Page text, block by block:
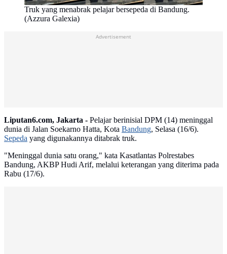
Truk yang menabrak pelajar bersepeda di Bandung.
(Azzura Galexia)
Advertisement
Liputan6.com, Jakarta - Pelajar berinisial DPM (14) meninggal
dunia di Jalan Soekarno Hatta, Kota Bandung, Selasa (16/6).
Sepeda yang digunakannya ditabrak truk.
"Meninggal dunia satu orang," kata Kasatlantas Polrestabes
Bandung, AKBP Hudi Arif, melalui keterangan yang diterima pada
Rabu (17/6).